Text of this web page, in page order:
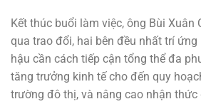
Kết thúc buổi làm việc, ông Bùi Xuân
qua trao đổi, hai bên đều nhất trí
hậu cần cách tiếp cận tổng thể đa
tăng trưởng kinh tế cho đến quy
trường đô thị, và nâng cao nhận thức